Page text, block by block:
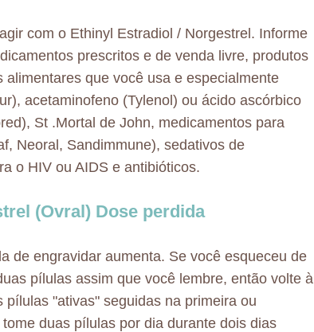
com o Ethinyl Estradiol / Norgestrel. Informe
prescritos e de venda livre, produtos
que você usa e especialmente
acetaminofeno (Tylenol) ou ácido ascórbico
St .Mortal de John, medicamentos para
Neoral, Sandimmune), sedativos de
o HIV ou AIDS e antibióticos.
(Ovral) Dose perdida
de engravidar aumenta. Se você esqueceu de
pílulas assim que você lembre, então volte à
"ativas" seguidas na primeira ou
duas pílulas por dia durante dois dias